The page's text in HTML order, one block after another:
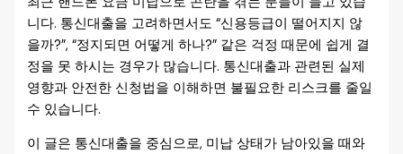
니다. 통신대출을 고려하면서도 “신용등급이 떨어지지 않
을까?”, “정지되면 어떻게 하나?” 같은 걱정 때문에 쉽게 결
정을 못 하시는 경우가 많습니다. 통신대출과 관련된 실제
영향과 안전한 신청법을 이해하면 불필요한 리스크를 줄일
수 있습니다.
이 글은 통신대출을 중심으로, 미납 상태가 남아있을 때와